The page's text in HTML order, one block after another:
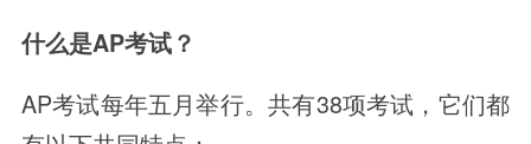
什么是AP考试？
AP考试每年五月举行。共有38项考试，它们都